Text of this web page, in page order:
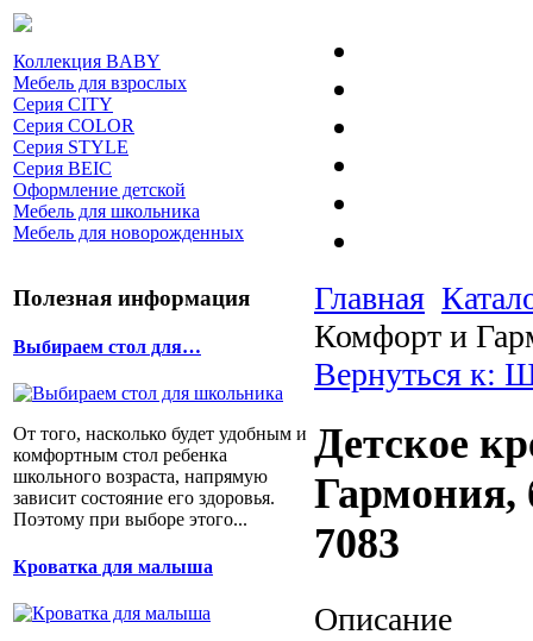
Коллекция BABY
Мебель для взрослых
Серия CITY
Серия COLOR
Серия STYLE
Серия BEIC
Оформление детской
Мебель для школьника
Мебель для новорожденных
Полезная информация
Выбираем стол для…
От того, насколько будет удобным и
комфортным стол ребенка
школьного возраста, напрямую
зависит состояние его здоровья.
Поэтому при выборе этого...
Кроватка для малыша
Главная
Комфорт и
Вернуться к:
Детское
Гармония,
7083
Описание